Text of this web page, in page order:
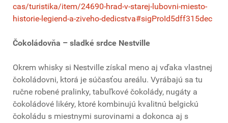
cas/turistika/item/24690-hrad-v-starej-lubovni-miesto-
historie-legiend-a-ziveho-dedicstva#sigProId5dff315dec
Čokoládovňa – sladké srdce Nestville
Okrem whisky si Nestville získal meno aj vďaka vlastnej
čokoládovni, ktorá je súčasťou areálu. Vyrábajú sa tu
ručne robené pralinky, tabuľkové čokolády, nugáty a
čokoládové likéry, ktoré kombinujú kvalitnú belgickú
čokoládu s miestnymi surovinami a dokonca aj s